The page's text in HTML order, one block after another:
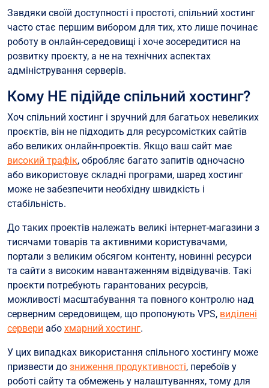
Завдяки своїй доступності і простоті, спільний хостинг
часто стає першим вибором для тих, хто лише починає
роботу в онлайн-середовищі і хоче зосередитися на
розвитку проєкту, а не на технічних аспектах
адміністрування серверів.
Кому НЕ підійде спільний хостинг?
Хоч спільний хостинг і зручний для багатьох невеликих
проєктів, він не підходить для ресурсомістких сайтів
або великих онлайн-проектів. Якщо ваш сайт має
високий трафік, обробляє багато запитів одночасно
або використовує складні програми, шаред хостинг
може не забезпечити необхідну швидкість і
стабільність.
До таких проектів належать великі інтернет-магазини з
тисячами товарів та активними користувачами,
портали з великим обсягом контенту, новинні ресурси
та сайти з високим навантаженням відвідувачів. Такі
проєкти потребують гарантованих ресурсів,
можливості масштабування та повного контролю над
серверним середовищем, що пропонують VPS, виділені
сервери або хмарний хостинг.
У цих випадках використання спільного хостингу може
призвести до зниження продуктивності, перебоїв у
роботі сайту та обмежень у налаштуваннях, тому для